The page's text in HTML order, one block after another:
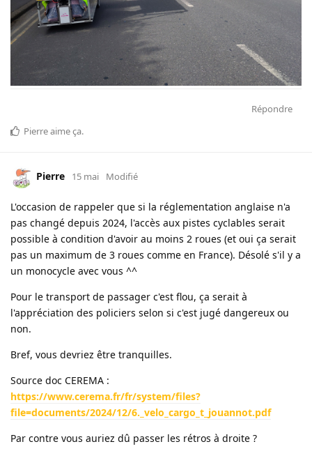
Répondre
Pierreaime ça.
Pierre 15 mai Modifié
L'occasion de rappeler que si la réglementation anglaise n'a
pas changé depuis 2024, l'accès aux pistes cyclables serait
possible à condition d'avoir au moins 2 roues (et oui ça serait
pas un maximum de 3 roues comme en France). Désolé s'il y a
un monocycle avec vous ^^
Pour le transport de passager c'est flou, ça serait à
l'appréciation des policiers selon si c'est jugé dangereux ou
non.
Bref, vous devriez être tranquilles.
Source doc CEREMA :
https://www.cerema.fr/fr/system/files?
file=documents/2024/12/6._velo_cargo_t_jouannot.pdf
Par contre vous auriez dû passer les rétros à droite ?